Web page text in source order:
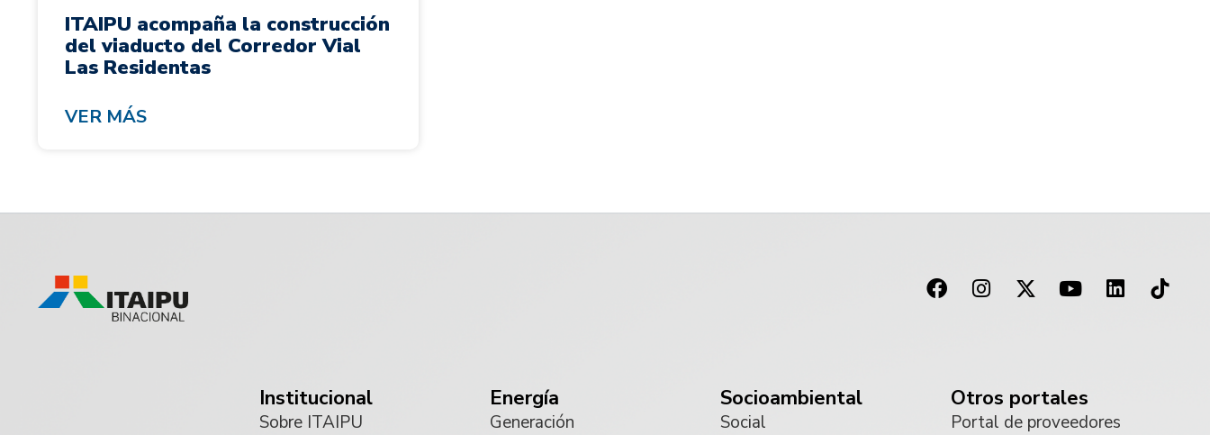
ITAIPU acompaña la construcción
del viaducto del Corredor Vial
Las Residentas
VER MÁS
Institucional
Sobre ITAIPU
Energía
Generación
Socioambiental
Social
Otros portales
Portal de proveedores